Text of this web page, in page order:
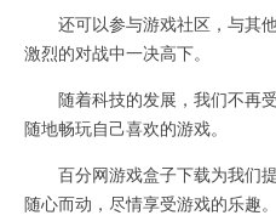
还可以参与游戏社区，与其
激烈的对战中一决高下。
随着科技的发展，我们不再
随地畅玩自己喜欢的游戏。
百分网游戏盒子下载为我们提
随心而动，尽情享受游戏的乐趣。